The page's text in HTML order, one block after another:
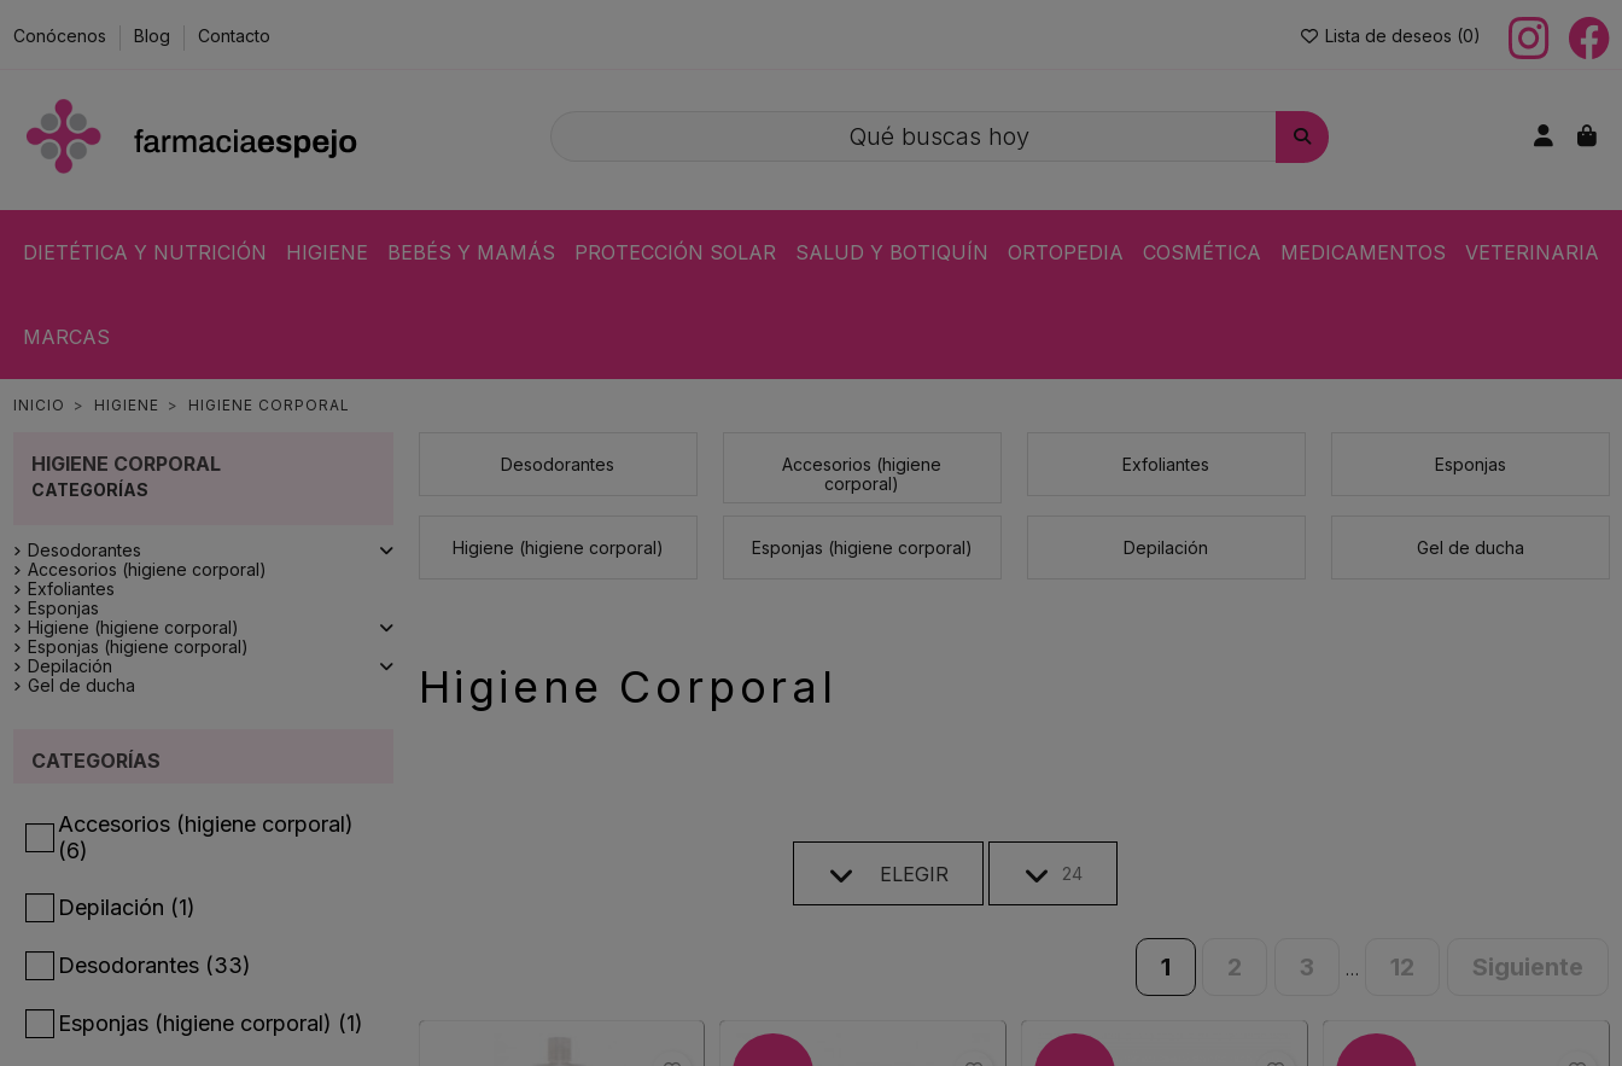
Conócenos Blog Contacto Lista de deseos (0)
DIETÉTICA Y NUTRICIÓN HIGIENE BEBÉS Y MAMÁS PROTECCIÓN SOLAR SALUD Y BOTIQUÍN ORTOPEDIA COSMÉTICA MEDICAMENTOS VETERINARIA
MARCAS
INICIO HIGIENE HIGIENE CORPORAL
Desodorantes
Accesorios (higiene
corporal)
Exfoliantes Esponjas
Higiene (higiene corporal) Esponjas (higiene corporal) Depilación Gel de ducha
Higiene Corporal
ELEGIR 24
1 2 3 … 12 Siguiente
HIGIENE CORPORAL
Desodorantes
Accesorios (higiene corporal)
Exfoliantes
Esponjas
Higiene (higiene corporal)
Esponjas (higiene corporal)
Depilación
Gel de ducha
CATEGORÍAS
Accesorios (higiene corporal)
(6)
Depilación (1)
Desodorantes (33)
Esponjas (higiene corporal) (1)